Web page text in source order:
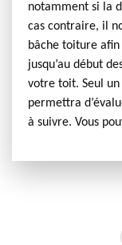
notamment si la
cas contraire, il
bâche toiture
jusqu’au début
votre toit. Seul
permettra
à suivre. Vous